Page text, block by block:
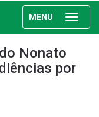
MENU
Nonato
por